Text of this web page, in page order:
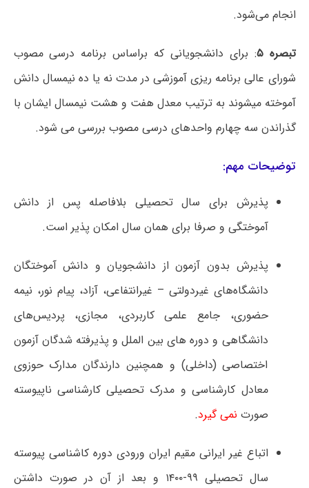
انجام می‌شود.
تبصره ۵ : برای دانشجویانی که براساس برنامه درسی مصوب
شورای عالی برنامه ریزی آموزشی در مدت نه یا ده نیمسال دانش
آموخته میشوند به ترتیب معدل هفت و هشت نیمسال ایشان با
گذراندن سه چهارم واحدهای درسی مصوب بررسی می شود.
توضیحات مهم:
پذیرش برای سال تحصیلی بلافاصله پس از دانش
آموختگی و صرفا برای همان سال امکان پذیر است.
پذیرش بدون آزمون از دانشجویان و دانش آموختگان
دانشگاه‌های غیردولتی – غیرانتفاعی، آزاد، پیام نور، نیمه
حضوری، جامع علمی کاربردی، مجازی، پردیس‌های
دانشگاهی و دوره های بین الملل و پذیرفته شدگان آزمون
اختصاصی (داخلی) و همچنین دارندگان مدارک حوزوی
معادل کارشناسی و مدرک تحصیلی کارشناسی ناپیوسته
صورت نمی گیرد.
اتباع غیر ایرانی مقیم ایران ورودی دوره کاشناسی پیوسته
سال تحصیلی ۹۹-۱۴۰۰ و بعد از آن در صورت داشتن